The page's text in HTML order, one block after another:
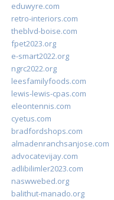
eduwyre.com
retro-interiors.com
theblvd-boise.com
fpet2023.org
e-smart2022.org
ngrc2022.org
leesfamilyfoods.com
lewis-lewis-cpas.com
eleontennis.com
cyetus.com
bradfordshops.com
almadenranchsanjose.com
advocatevijay.com
adlibilimler2023.com
naswwebed.org
balithut-manado.org